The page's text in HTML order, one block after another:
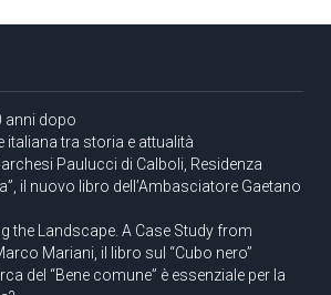
anni dopo
italiana tra storia e attualità
Paulucci di Calboli, Residenza
il nuovo libro dell’Ambasciatore Gaetano
the Landscape. A Case Study from
Mariani, il libro sul “Cubo nero”
del “Bene comune” è essenziale per la